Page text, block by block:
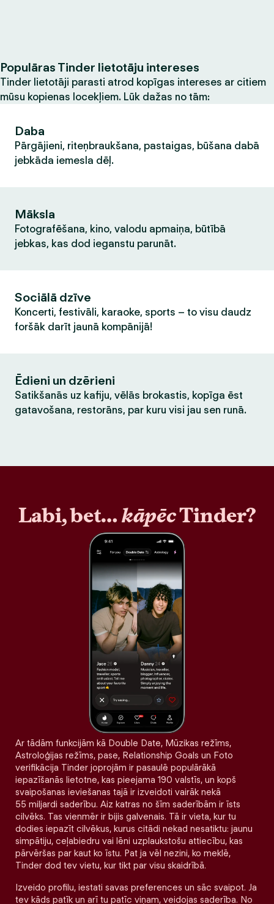
Populāras Tinder lietotāju intereses
Tinder lietotāji parasti atrod kopīgas intereses ar citiem
mūsu kopienas locekļiem. Lūk dažas no tām:
Daba
Pārgājieni, riteņbraukšana, pastaigas, būšana dabā
jebkāda iemesla dēļ.
Māksla
Fotografēšana, kino, valodu apmaiņa, būtībā
jebkas, kas dod ieganstu parunāt.
Sociālā dzīve
Koncerti, festivāli, karaoke, sports – to visu daudz
foršāk darīt jaunā kompānijā!
Ēdieni un dzērieni
Satikšanās uz kafiju, vēlās brokastis, kopīga ēst
gatavošana, restorāns, par kuru visi jau sen runā.
Labi, bet…kāpēcTinder?
Ar tādām funkcijām kā Double Date, Mūzikas režīms,
Astroloģijas režīms, pase, Relationship Goals un Foto
verifikācija Tinder joprojām ir pasaulē populārākā
iepazīšanās lietotne, kas pieejama 190 valstīs, un kopš
svaipošanas ieviešanas tajā ir izveidoti vairāk nekā
55 miljardi saderību. Aiz katras no šīm saderībām ir īsts
cilvēks. Tas vienmēr ir bijis galvenais. Tā ir vieta, kur tu
dodies iepazīt cilvēkus, kurus citādi nekad nesatiktu: jaunu
simpātiju, ceļabiedru vai lēni uzplaukstošu attiecību, kas
pārvēršas par kaut ko īstu. Pat ja vēl nezini, ko meklē,
Tinder dod tev vietu, kur tikt par visu skaidrībā.
Izveido profilu, iestati savas preferences un sāc svaipot. Ja
tev kāds patīk un arī tu patīc viņam, veidojas saderība. No